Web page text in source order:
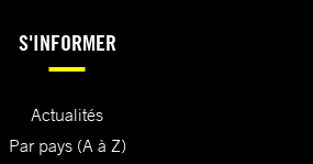
S'INFORMER
Actualités
Par pays (A à Z)